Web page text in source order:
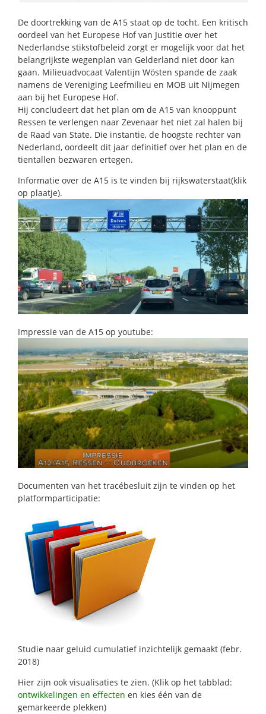
De doortrekking van de A15 staat op de tocht. Een kritisch
oordeel van het Europese Hof van Justitie over het
Nederlandse stikstofbeleid zorgt er mogelijk voor dat het
belangrijkste wegenplan van Gelderland niet door kan
gaan. Milieuadvocaat Valentijn Wösten spande de zaak
namens de Vereniging Leefmilieu en MOB uit Nijmegen
aan bij het Europese Hof.
Hij concludeert dat het plan om de A15 van knooppunt
Ressen te verlengen naar Zevenaar het niet zal halen bij
de Raad van State. Die instantie, de hoogste rechter van
Nederland, oordeelt dit jaar definitief over het plan en de
tientallen bezwaren ertegen.
Informatie over de A15 is te vinden bij rijkswaterstaat(klik
op plaatje).
Impressie van de A15 op youtube:
Documenten van het tracébesluit zijn te vinden op het
platformparticipatie:
Studie naar geluid cumulatief inzichtelijk gemaakt (febr.
2018)
Hier zijn ook visualisaties te zien. (Klik op het tabblad:
ontwikkelingen en effecten en kies één van de
gemarkeerde plekken)